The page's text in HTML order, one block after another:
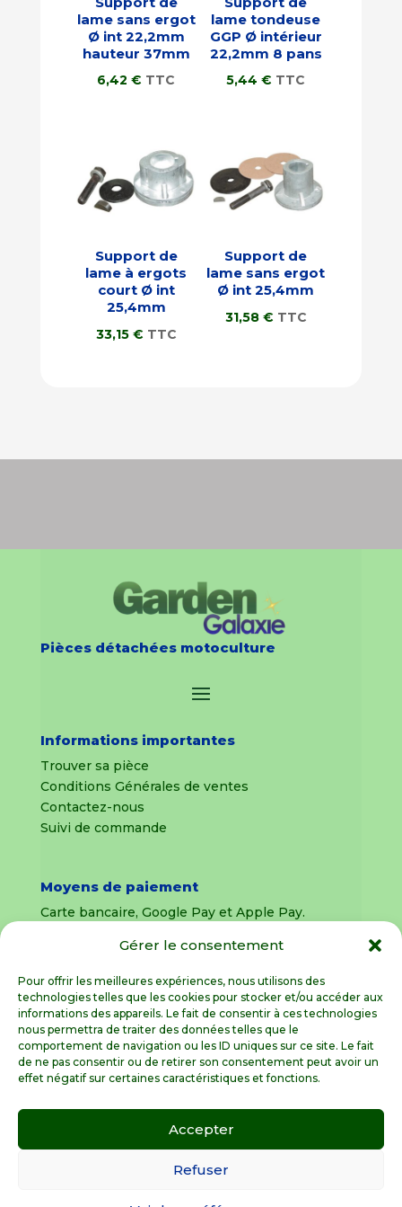
Gérer le consentement
Pour offrir les meilleures expériences, nous utilisons des
technologies telles que les cookies pour stocker et/ou accéder aux
informations des appareils. Le fait de consentir à ces technologies
nous permettra de traiter des données telles que le
comportement de navigation ou les ID uniques sur ce site. Le fait
de ne pas consentir ou de retirer son consentement peut avoir un
effet négatif sur certaines caractéristiques et fonctions.
Accepter
Refuser
lame sans ergot
Ø int 22,2mm
hauteur 37mm
6,42€ TTC
lame tondeuse
GGP Ø intérieur
22,2mm 8 pans
5,44€ TTC
Support de
lame à ergots
court Ø int
25,4mm
33,15 € TTC
Support de
lame sans ergot
Ø int 25,4mm
31,58 € TTC
Pièces détachées motoculture
Informations importantes
Trouver sa pièce
Conditions Générales de ventes
Contactez-nous
Suivi de commande
Moyens de paiement
Carte bancaire, Google Pay et Apple Pay.
uniquement
Livraison sous 8 jours pour les pièces
détachées
Livraisons sous 15 jours pour les outillages de
jardin (sous réserve de stock disponible)
en France Métropolitaine